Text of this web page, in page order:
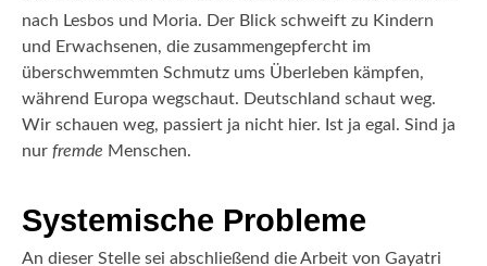
nach Lesbos und Moria. Der Blick schweift zu Kindern
und Erwachsenen, die zusammengepfercht im
überschwemmten Schmutz ums Überleben kämpfen,
während Europa wegschaut. Deutschland schaut weg.
Wir schauen weg, passiert ja nicht hier. Ist ja egal. Sind ja
nur fremde Menschen.
Systemische Probleme
An dieser Stelle sei abschließend die Arbeit von Gayatri